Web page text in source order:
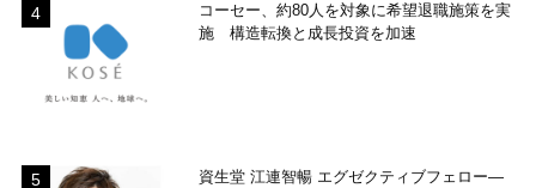
コーセー、約80人を対象に希望退職施策を実
施 構造転換と成長投資を加速
資生堂 江連智暢 エグゼクティブフェロー―